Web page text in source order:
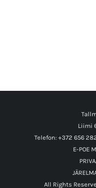
Liimi
Telefon: +372 656
E-POE
All Rights